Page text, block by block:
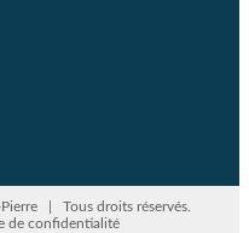
| Tous droits réservés.
de confidentialité